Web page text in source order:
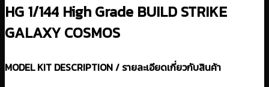
HG 1/144 High Grade BUILD STRIKE
GALAXY COSMOS
MODEL KIT DESCRIPTION / รายละเอียดเกี่ยวกับสินค้า